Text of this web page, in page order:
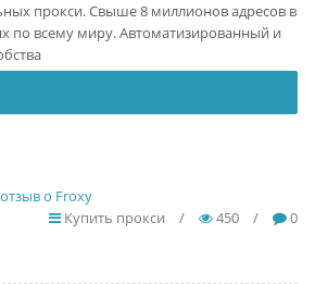
прокси. Свыше 8 миллионов адресов в
по всему миру. Автоматизированный и
о Froxy
Купить прокси
/ 450 / 0